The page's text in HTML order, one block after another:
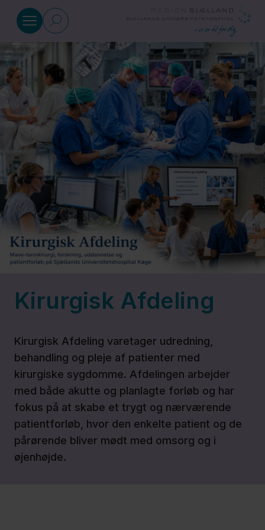
Afdelinger
Akutafdelingen
(Skadestue)
Arbejds- og
Socialmedicinsk
Afdeling
Klinik for
Arvelige
Sygdomme
operation og
intensiv
(anæstesiologi)
Billeddiagnostisk
Afdeling
(Røntgen og
Kirurgisk Afdeling
Kirurgisk Afdeling varetager udredning,
behandling og pleje af patienter med
kirurgiske sygdomme. Afdelingen arbejder
med både akutte og planlagte forløb og har
fokus på at skabe et trygt og nærværende
patientforløb, hvor den enkelte patient og de
pårørende bliver mødt med omsorg og i
øjenhøjde.